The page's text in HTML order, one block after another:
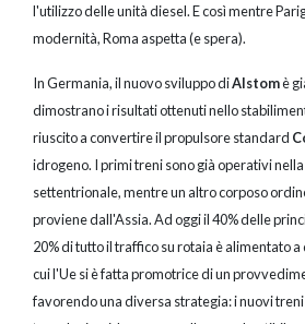
l'utilizzo delle unità diesel. E così mentre
modernità, Roma aspetta (e spera).
In Germania, il nuovo sviluppo diAlstomè
dimostrano i risultati ottenuti nello
riuscito a convertire il propulsore standard
idrogeno. I primi treni sono già operativi nella
settentrionale, mentre un altro corposo
proviene dall'Assia. Ad oggi il 40% delle
20% di tutto il traffico su rotaia è alimentato
cui l'Ue si è fatta promotrice di un
favorendo una diversa strategia: i nuovi